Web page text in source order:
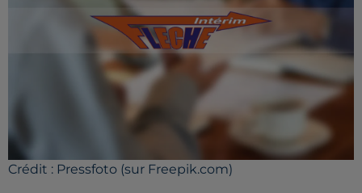
Crédit : Pressfoto (sur Freepik.com)